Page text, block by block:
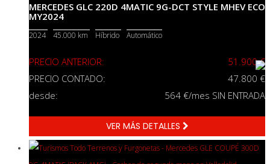
MERCEDES GLC 220D 4MATIC 9G-DCT STYLE MHEV ECO
MY2024
2024 45.000 km Híbrido Automático
PRECIO ANTERIOR:
51.900 €
PRECIO CONTADO:
47.800 €
desde:
564 €/mes SIN ENTRADA
VER MÁS DETALLES